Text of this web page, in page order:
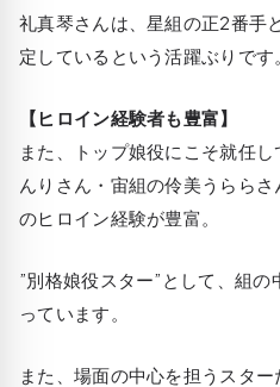
礼真琴さんは、星組の正2番手
定しているという活躍ぶりです。
【ヒロイン経験者も豊富】
また、トップ娘役にこそ就任
んりさん・宙組の伶美うらら
のヒロイン経験が豊富。
”別格娘役スター”として、組
っています。
また、場面の中心を担うスタ